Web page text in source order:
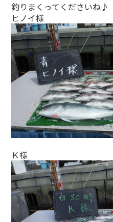
釣りまくってくださいね♪
ヒノイ様
Ｋ様